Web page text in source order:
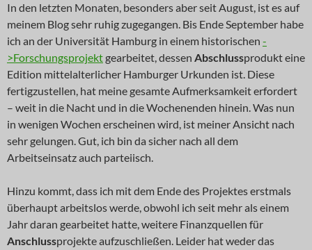
In den letzten Monaten, besonders aber seit August, ist es auf
meinem Blog sehr ruhig zugegangen. Bis Ende September habe
ich an der Universität Hamburg in einem historischen -
>Forschungsprojekt gearbeitet, dessen Abschlussprodukt eine
Edition mittelalterlicher Hamburger Urkunden ist. Diese
fertigzustellen, hat meine gesamte Aufmerksamkeit erfordert
– weit in die Nacht und in die Wochenenden hinein. Was nun
in wenigen Wochen erscheinen wird, ist meiner Ansicht nach
sehr gelungen. Gut, ich bin da sicher nach all dem
Arbeitseinsatz auch parteiisch.
Hinzu kommt, dass ich mit dem Ende des Projektes erstmals
überhaupt arbeitslos werde, obwohl ich seit mehr als einem
Jahr daran gearbeitet hatte, weitere Finanzquellen für
Anschlussprojekte aufzuschließen. Leider hat weder das